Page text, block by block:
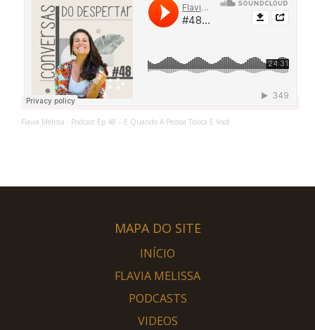
Flavia Melissa · Podcast Ep 48 – E Quando A Pessoa Tóxica É Você
MAPA DO SITE
INÍCIO
FLAVIA MELISSA
PODCASTS
VIDEOS